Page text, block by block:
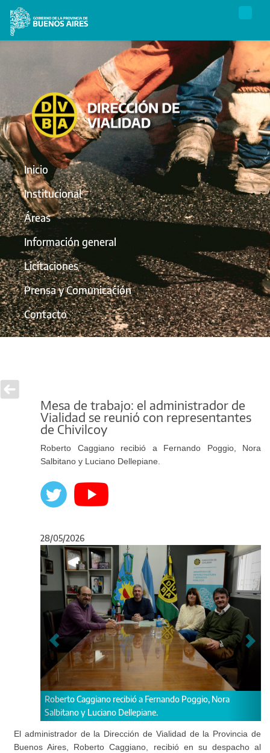
Inicio
Institucional
Áreas
Información general
Licitaciones
Prensa y Comunicación
Contacto
Mesa de trabajo: el administrador de
Vialidad se reunió con representantes
de Chivilcoy
Roberto Caggiano recibió a Fernando Poggio, Nora
Salbitano y Luciano Dellepiane.
28/05/2026
a Fernando Poggio, Nora
Dellepiane.
Mesa de trabajo en Vialidad.
Anterior
El administrador de la Dirección de Vialidad de la Provincia de
Buenos Aires, Roberto Caggiano, recibió en su despacho al